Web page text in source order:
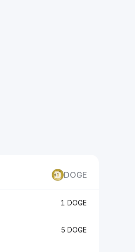
DOGE
1 DOGE
5 DOGE